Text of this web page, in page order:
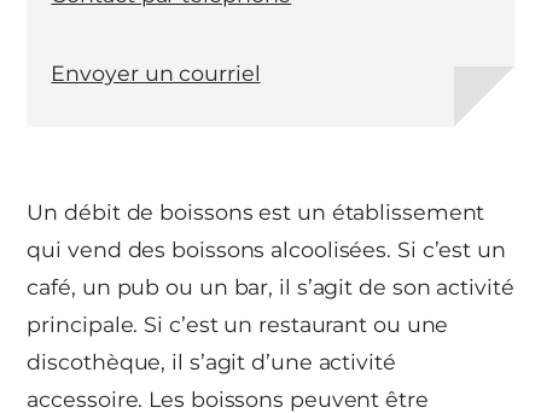
Un débit de boissons est un établissement
qui vend des boissons alcoolisées. Si c’est un
café, un pub ou un bar, il s’agit de son activité
principale. Si c’est un restaurant ou une
discothèque, il s’agit d’une activité
accessoire. Les boissons peuvent être
Envoyer un courriel